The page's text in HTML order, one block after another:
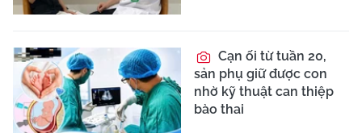
Cạn ối từ tuần 20,
sản phụ giữ được con
nhờ kỹ thuật can thiệp
bào thai